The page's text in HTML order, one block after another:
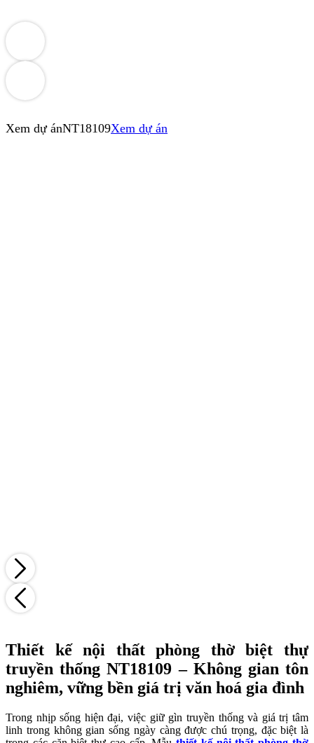
Xem dự ánNT18109Xem dự án
Thiết kế nội thất phòng thờ biệt thự
truyền thống NT18109 – Không gian tôn
nghiêm, vững bền giá trị văn hoá gia đình
Trong nhịp sống hiện đại, việc giữ gìn truyền thống và giá trị tâm
linh trong không gian sống ngày càng được chú trọng, đặc biệt là